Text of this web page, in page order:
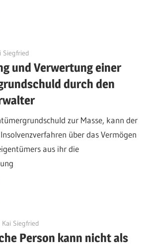
Siegfried
und Verwertung einer
durch den
zur Masse, kann der
über das Vermögen
aus ihr die
Kai Siegfried
Person kann nicht als